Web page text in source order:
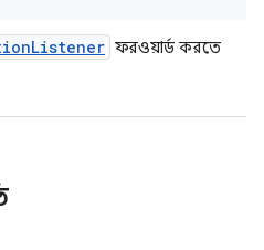
Listener ফরওয়ার্ড করতে